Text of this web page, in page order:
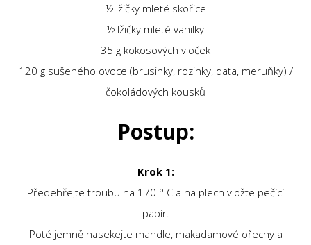
½ lžičky mleté ​​skořice
½ lžičky mleté ​​vanilky
35 g kokosových vloček
120 g sušeného ovoce (brusinky, rozinky, data, meruňky) /
čokoládových kousků
Postup:
Krok 1:
Předehřejte troubu na 170 ° C a na plech vložte pečící
papír.
Poté jemně nasekejte mandle, makadamové ořechy a